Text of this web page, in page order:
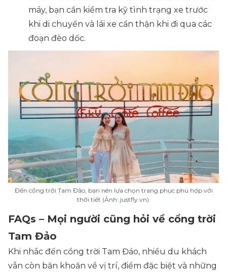
máy, bạn cần kiểm tra kỹ tình trạng xe trước
khi di chuyển và lái xe cẩn thận khi đi qua các
đoạn đèo dốc.
Đến cổng trời Tam Đảo, bạn nên lựa chọn trang phục phù hợp với
thời tiết (Ảnh: justfly.vn)
FAQs – Mọi người cũng hỏi về cổng trời
Tam Đảo
Khi nhắc đến cổng trời Tam Đảo, nhiều du khách
vẫn còn băn khoăn về vị trí, điểm đặc biệt và những